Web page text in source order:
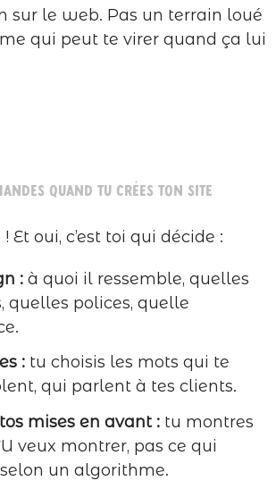
sur le web. Pas un terrain loué
qui peut te virer quand ça lui
quand tu crées ton site
Et oui, c’est toi qui décide :
:à quoi il ressemble, quelles
quelles polices, quelle
: tu choisis les mots qui te
qui parlent à tes clients.
mises en avant :tu montres
veux montrer, pas ce qui
un algorithme.